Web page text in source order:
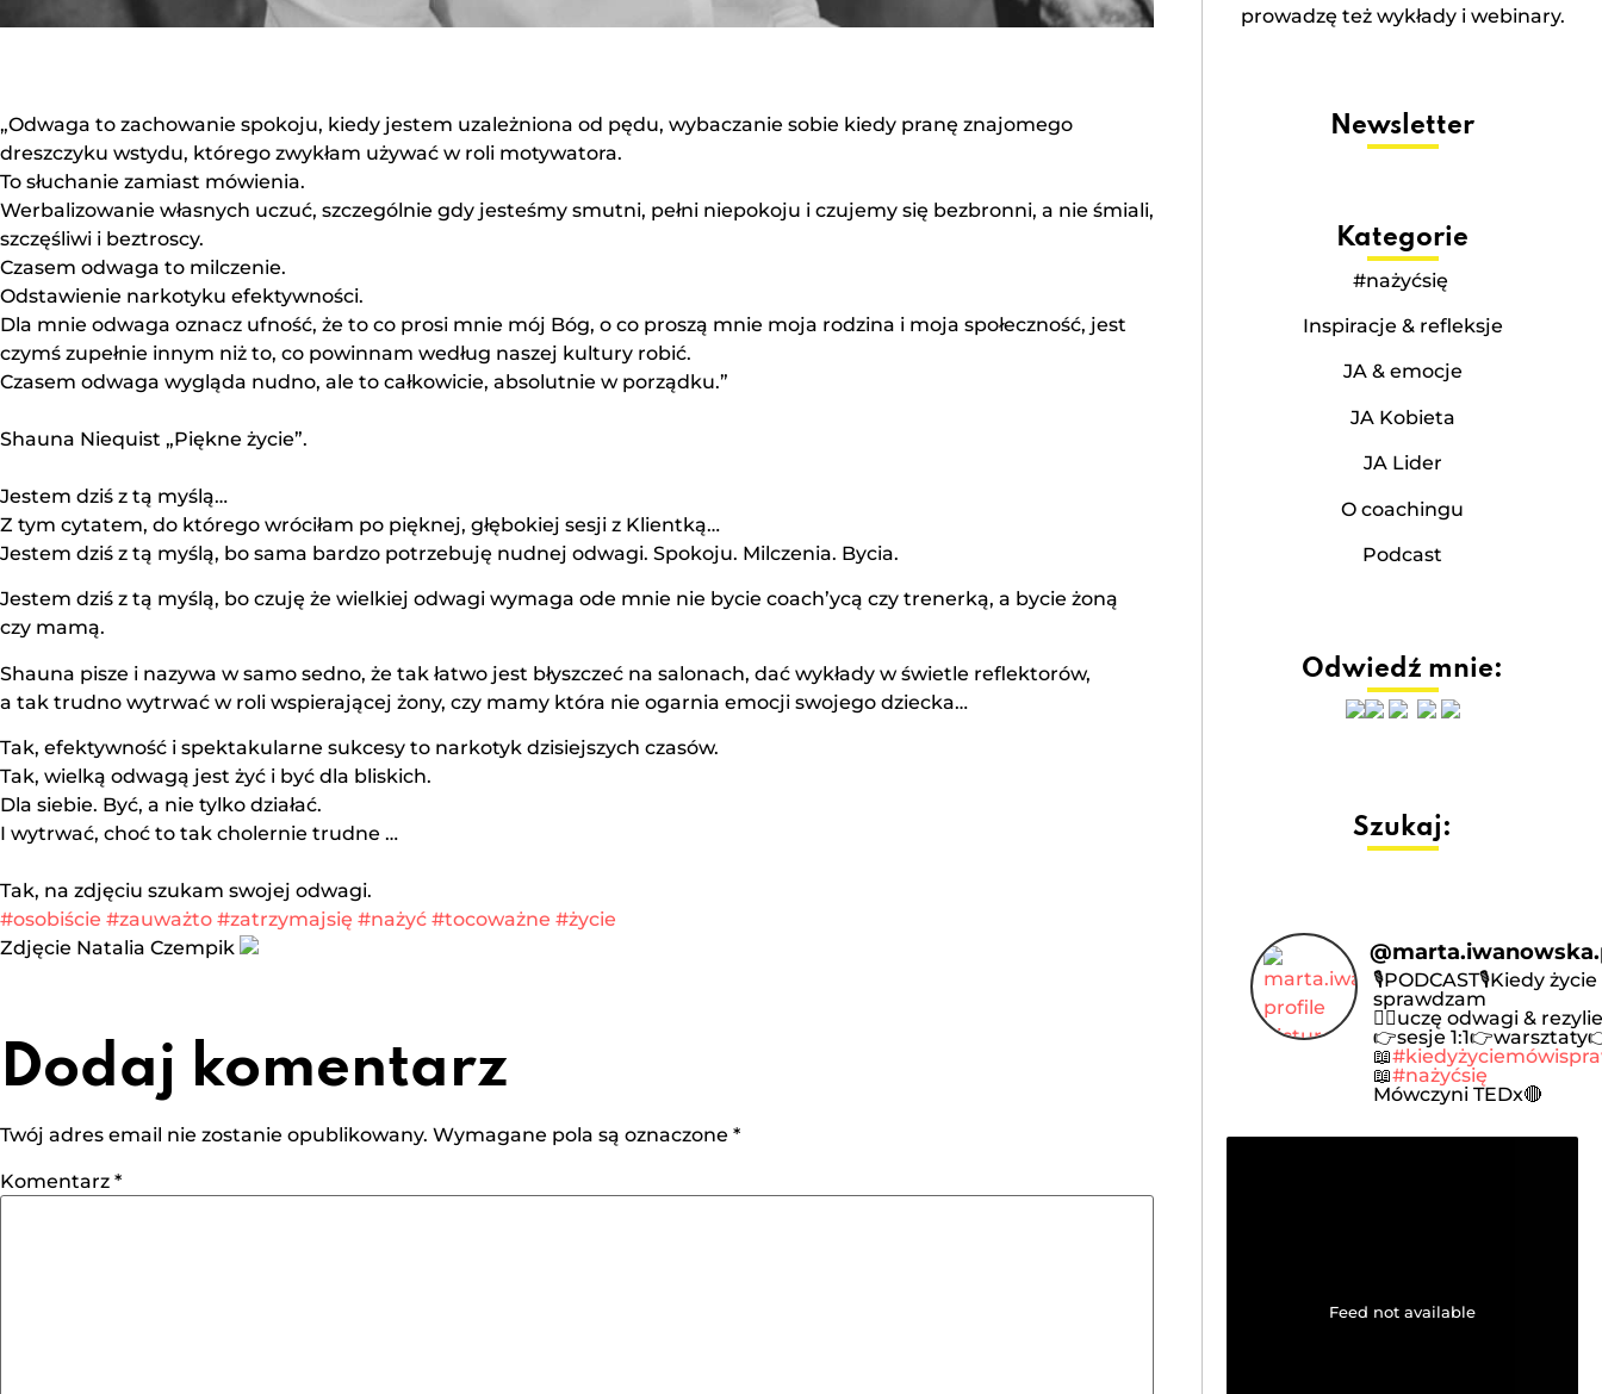
„Odwaga to zachowanie spokoju, kiedy jestem uzależniona od pędu, wybaczanie sobie kiedy pranę znajomego
dreszczyku wstydu, którego zwykłam używać w roli motywatora.
To słuchanie zamiast mówienia.
Werbalizowanie własnych uczuć, szczególnie gdy jesteśmy smutni, pełni niepokoju i czujemy się bezbronni, a nie śmiali,
szczęśliwi i beztroscy.
Czasem odwaga to milczenie.
Odstawienie narkotyku efektywności.
Dla mnie odwaga oznacz ufność, że to co prosi mnie mój Bóg, o co proszą mnie moja rodzina i moja społeczność, jest
czymś zupełnie innym niż to, co powinnam według naszej kultury robić.
Czasem odwaga wygląda nudno, ale to całkowicie, absolutnie w porządku.”
Shauna Niequist „Piękne życie”.
Jestem dziś z tą myślą…
Z tym cytatem, do którego wróciłam po pięknej, głębokiej sesji z Klientką…
Jestem dziś z tą myślą, bo sama bardzo potrzebuję nudnej odwagi. Spokoju. Milczenia. Bycia.
Jestem dziś z tą myślą, bo czuję że wielkiej odwagi wymaga ode mnie nie bycie coach’ycą czy trenerką, a bycie żoną
czy mamą.
Shauna pisze i nazywa w samo sedno, że tak łatwo jest błyszczeć na salonach, dać wykłady w świetle reflektorów,
a tak trudno wytrwać w roli wspierającej żony, czy mamy która nie ogarnia emocji swojego dziecka…
Tak, efektywność i spektakularne sukcesy to narkotyk dzisiejszych czasów.
Tak, wielką odwagą jest żyć i być dla bliskich.
Dla siebie. Być, a nie tylko działać.
I wytrwać, choć to tak cholernie trudne …
Tak, na zdjęciu szukam swojej odwagi.
#osobiście #zauważto #zatrzymajsię #nażyć #tocoważne #życie
Zdjęcie Natalia Czempik
Dodaj komentarz
Twój adres email nie zostanie opublikowany. Wymagane pola są oznaczone *
Komentarz *
prowadzę też wykłady i webinary.
Newsletter
Kategorie
#nażyćsię
Inspiracje & refleksje
JA & emocje
JA Kobieta
JA Lider
O coachingu
Podcast
Odwiedź mnie:
Szukaj:
@
🎙️PODCAST🎙️Kiedy
sprawdzam
🦸‍♀️uczę odwagi &
👉sesje
📖
📖#nażyćsię
Mówczyni TEDx🔴
Feed not available